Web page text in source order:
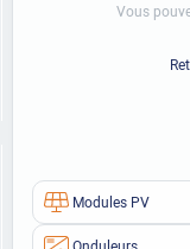
Modules PV
Vous